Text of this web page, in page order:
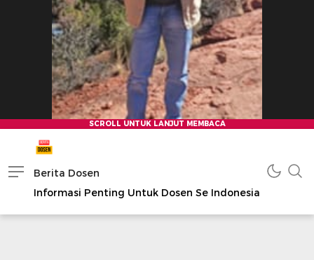
Berita Dosen
Informasi Penting Untuk Dosen Se Indonesia